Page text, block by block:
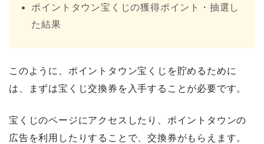
ポイントタウン宝くじの獲得ポイント・抽選し
た結果
このように、ポイントタウン宝くじを貯めるために
は、まずは宝くじ交換券を入手することが必要です。
宝くじのページにアクセスしたり、ポイントタウンの
広告を利用したりすることで、交換券がもらえます。